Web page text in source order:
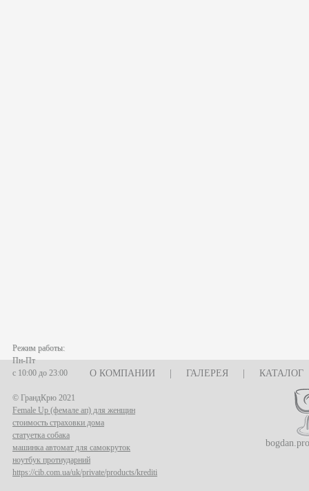
О КОМПАНИИ ГАЛЕРЕЯ КАТАЛОГ
Режим работы:
Пн-Пт
с 10:00 до 23:00
© ГрандКрю 2021
Female Up (фемале ап) для женщин
стоимость страховки дома
статуетка собака
машинка автомат для самокруток
ноутбук протиударний
https://cib.com.ua/uk/private/products/krediti